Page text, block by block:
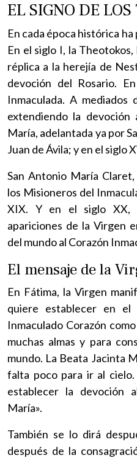
EL SIGNO DE
En cada época histórica
En el siglo I, la
réplica a la herejía de
devoción del Rosario.
Inmaculada. A
extendiendo la devoción
María, adelantada ya por
Juan de Ávila; y en el siglo
San Antonio María
los Misioneros del
XIX. Y en el siglo XX,
apariciones de la Virgen
del mundo al Corazón
El mensaje de la
En Fátima, la Virgen
quiere establecer en
Inmaculado Corazón
muchas almas y para
mundo. La Beata Jacinta
falta poco para ir al
establecer la devoción
María».
También se lo dirá
después de la